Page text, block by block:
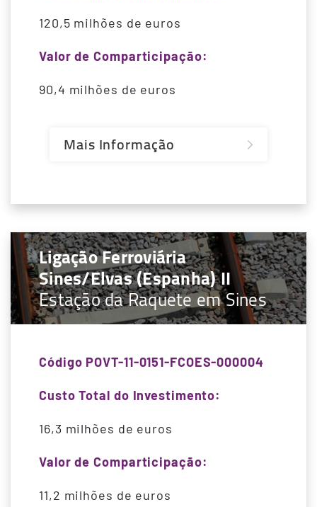
120,5 milhões de euros
Valor de Comparticipação:
90,4 milhões de euros
Mais Informação
Ligação Ferroviária
Sines/Elvas (Espanha) II
Estação da Raquete em Sines
Código POVT-11-0151-FCOES-000004
Custo Total do Investimento:
16,3 milhões de euros
Valor de Comparticipação:
11,2 milhões de euros